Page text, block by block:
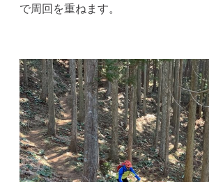
で周回を重ねます。